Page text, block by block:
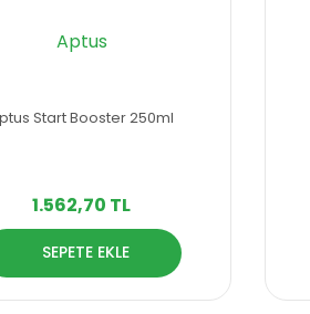
Aptus
Start Booster 250ml
1.562,70 TL
SEPETE EKLE